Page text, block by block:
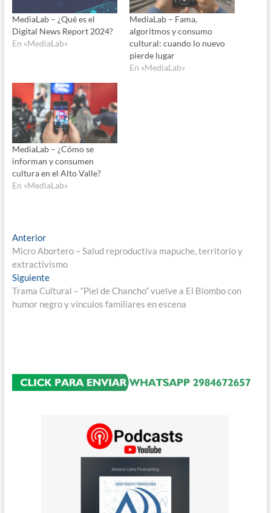
MediaLab – ¿Qué es el
Digital News Report 2024?
En «MediaLab»
MediaLab – Fama,
algoritmos y consumo
cultural: cuando lo nuevo
pierde lugar
En «MediaLab»
MediaLab – ¿Cómo se
informan y consumen
cultura en el Alto Valle?
En «MediaLab»
Navegación
de
entradas
AnteriorEntrada
anterior:
Micro Abortero – Salud reproductiva mapuche, territorio y
extractivismo
SiguienteEntrada
siguiente:
Trama Cultural – “Piel de Chancho” vuelve a El Biombo con
humor negro y vínculos familiares en escena